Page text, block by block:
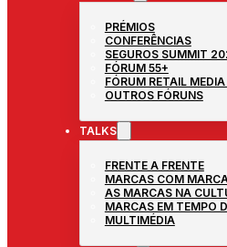
PRÉMIOS
CONFERÊNCIAS
SEGUROS SUMMIT
FÓRUM 55+
FÓRUM RETAIL
OUTROS FÓRUNS
TALKS
FRENTE A FRENTE
MARCAS COM
AS MARCAS NA
MARCAS EM TEMPO
MULTIMÉDIA